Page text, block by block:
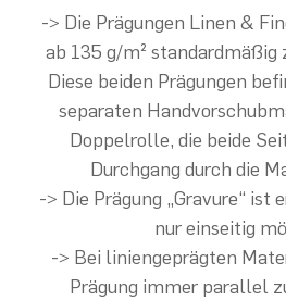
-> Die Prägungen Linen &
ab 135 g/m²
Diese beiden Prägungen
separaten
Doppelrolle, die beide
Durchgang durch die
-> Die Prägung „Gravure“ ist
nur einseitig
-> Bei liniengeprägten
Prägung immer parallel